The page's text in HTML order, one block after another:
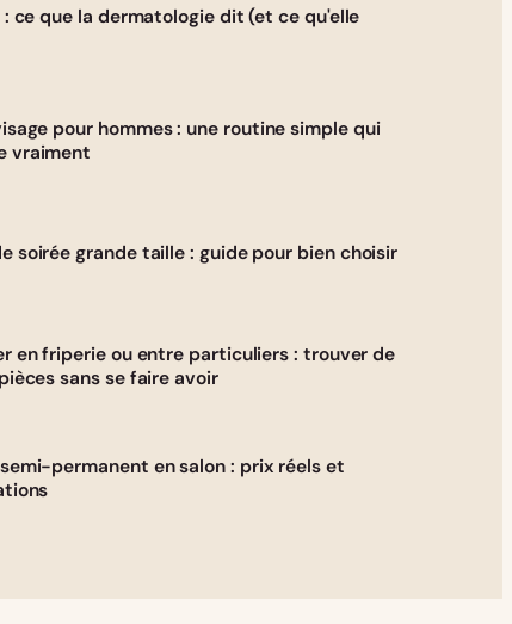
: ce que la dermatologie dit (et ce qu'elle
pour hommes : une routine simple qui
vraiment
soirée grande taille : guide pour bien choisir
en friperie ou entre particuliers : trouver de
sans se faire avoir
permanent en salon : prix réels et